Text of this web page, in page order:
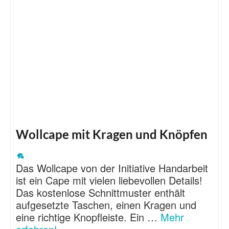
Wollcape mit Kragen und Knöpfen
Das Wollcape von der Initiative Handarbeit
ist ein Cape mit vielen liebevollen Details!
Das kostenlose Schnittmuster enthält
aufgesetzte Taschen, einen Kragen und
eine richtige Knopfleiste. Ein … Mehr